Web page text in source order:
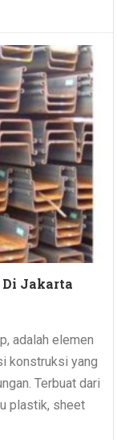
Di Jakarta
adalah elemen
konstruksi yang
Terbuat dari
plastik, sheet